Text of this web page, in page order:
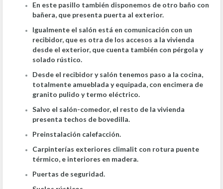
En este pasillo también disponemos de otro baño con
bañera, que presenta puerta al exterior.
Igualmente el salón está en comunicación con un
recibidor, que es otra de los accesos a la vivienda
desde el exterior, que cuenta también con pérgola y
solado rústico.
Desde el recibidor y salón tenemos paso a la cocina,
totalmente amueblada y equipada, con encimera de
granito pulido y termo eléctrico.
Salvo el salón-comedor, el resto de la vivienda
presenta techos de bovedilla.
Preinstalación calefacción.
Carpinterías exteriores climalit con rotura puente
térmico, e interiores en madera.
Puertas de seguridad.